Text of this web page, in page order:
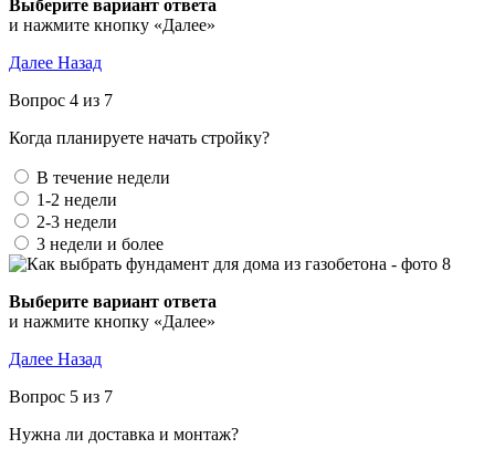
Выберите вариант ответа
и нажмите кнопку «Далее»
Далее Назад
Вопрос 4 из 7
Когда планируете начать стройку?
В течение недели
1-2 недели
2-3 недели
3 недели и более
Выберите вариант ответа
и нажмите кнопку «Далее»
Далее Назад
Вопрос 5 из 7
Нужна ли доставка и монтаж?